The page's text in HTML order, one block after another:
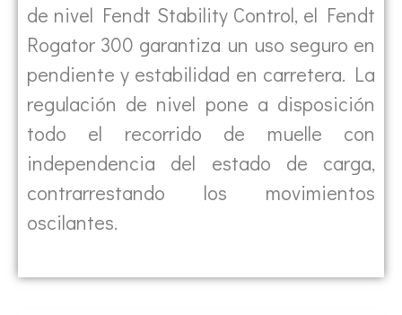
de nivel Fendt Stability Control, el Fendt
Rogator 300 garantiza un uso seguro en
pendiente y estabilidad en carretera. La
regulación de nivel pone a disposición
todo el recorrido de muelle con
independencia del estado de carga,
contrarrestando los movimientos
oscilantes.